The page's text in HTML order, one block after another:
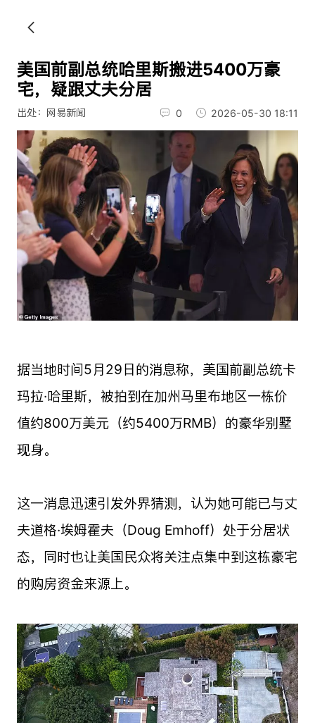
美国前副总统哈里斯搬进5400万豪
宅，疑跟丈夫分居
出处：网易新闻 0 2026-05-30 18:11
据当地时间5月29日的消息称，美国前副总统卡
玛拉·哈里斯，被拍到在加州马里布地区一栋价
值约800万美元（约5400万RMB）的豪华别墅
现身。
这一消息迅速引发外界猜测，认为她可能已与丈
夫道格·埃姆霍夫（Doug Emhoff）处于分居状
态，同时也让美国民众将关注点集中到这栋豪宅
的购房资金来源上。